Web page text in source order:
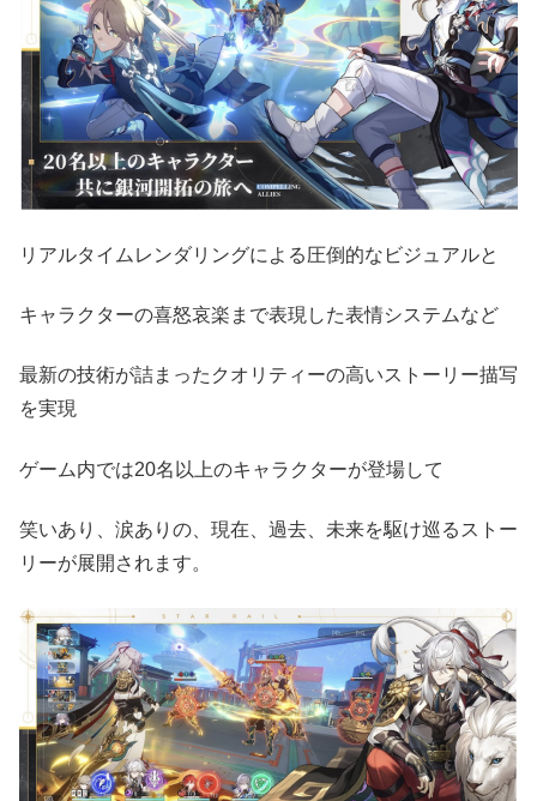
リアルタイムレンダリングによる圧倒的なビジュアルと
キャラクターの喜怒哀楽まで表現した表情システムなど
最新の技術が詰まったクオリティーの高いストーリー描写
を実現
ゲーム内では20名以上のキャラクターが登場して
笑いあり、涙ありの、現在、過去、未来を駆け巡るストー
リーが展開されます。